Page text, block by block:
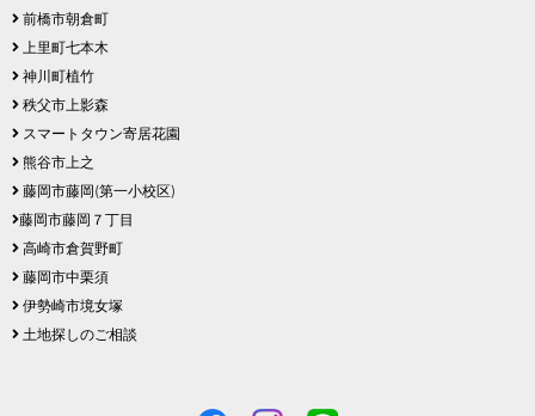
前橋市朝倉町
上里町七本木
神川町植竹
秩父市上影森
スマートタウン寄居花園
熊谷市上之
藤岡市藤岡(第一小校区)
藤岡市藤岡７丁目
高崎市倉賀野町
藤岡市中栗須
伊勢崎市境女塚
土地探しのご相談